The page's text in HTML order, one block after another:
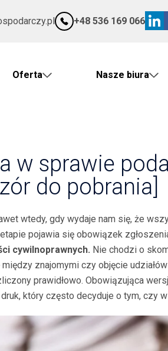
+48 536 169 066
Oferta Nasze biura
w sprawie
do pobrania]
wtedy, gdy wydaje nam się, że
pojawia się obowiązek
cywilnoprawnych. Nie chodzi o
znajomymi czy objęcie
prawidłowo. Obowiązująca
który często decyduje o tym, czy